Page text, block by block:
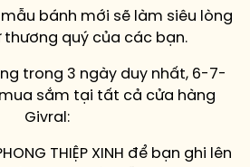
bánh mới sẽ làm siêu lòng
thương quý của các bạn.
trong 3 ngày duy nhất, 6-7-
sắm tại tất cả cửa hàng
Givral:
THIỆP XINH để bạn ghi lên